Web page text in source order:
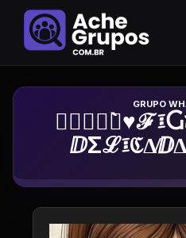
Grupo de
❍⃕⃟᎒⃟̀♥️ℱ፤Ⴚ